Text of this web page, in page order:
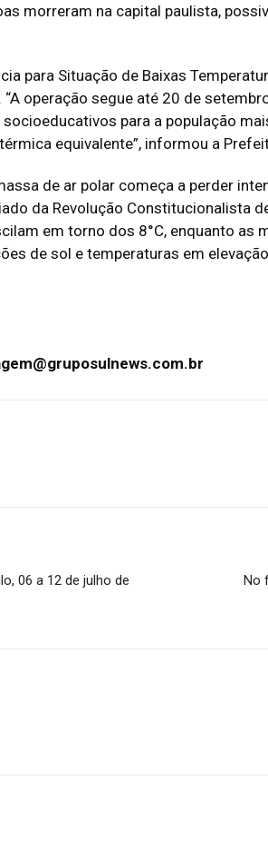
morreram na capital paulista,
para Situação de Baixas
operação segue até 20 de
para a população
equivalente”, informou a
de ar polar começa a perder
da Revolução Constitucionalista
em torno dos 8°C, enquanto
de sol e temperaturas em
06 a 12 de julho de
No